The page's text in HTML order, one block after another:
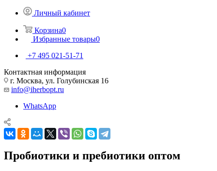
Личный кабинет
Корзина0
Избранные товары0
+7 495 021-51-71
Контактная информация
г. Москва, ул. Голубинская 16
info@iherbopt.ru
WhatsApp
Пробиотики и пребиотики оптом